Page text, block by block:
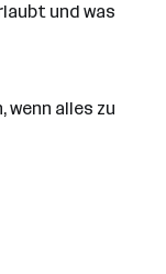
und was
wenn alles zu